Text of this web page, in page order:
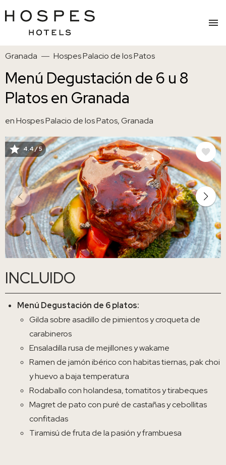
Pasar
contenido
principal
Granada Hospes Palacio de los Patos
Menú Degustación de 6 u 8
Platos en Granada
en Hospes Palacio de los Patos, Granada
IMAGE
4.4 / 5
INCLUIDO
Menú Degustación de 6 platos:
Gilda sobre asadillo de pimientos y croqueta de
carabineros
Ensaladilla rusa de mejillones y wakame
Ramen de jamón ibérico con habitas tiernas, pak choi
y huevo a baja temperatura
Rodaballo con holandesa, tomatitos y tirabeques
Magret de pato con puré de castañas y cebollitas
confitadas
Tiramisú de fruta de la pasión y frambuesa